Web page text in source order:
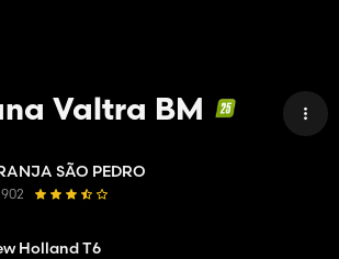
Valtra BM
SÃO PEDRO
902
Holland T6